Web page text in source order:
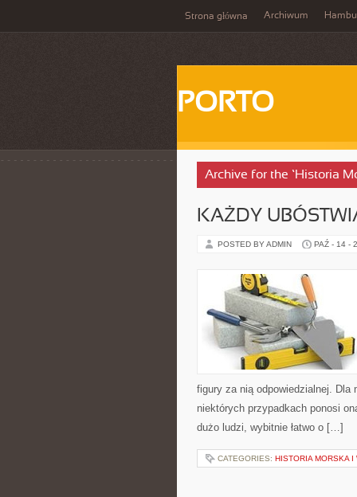
Strona główna Archiwum
PORTO
Archive for the ‘Historia
KAŻDY
POSTED BY ADMIN PAŹ - 14 -
figury za nią odpowiedzialnej. Dla
niektórych przypadkach ponosi
dużo ludzi, wybitnie łatwo o […]
CATEGORIES: HISTORIA MORSKA I